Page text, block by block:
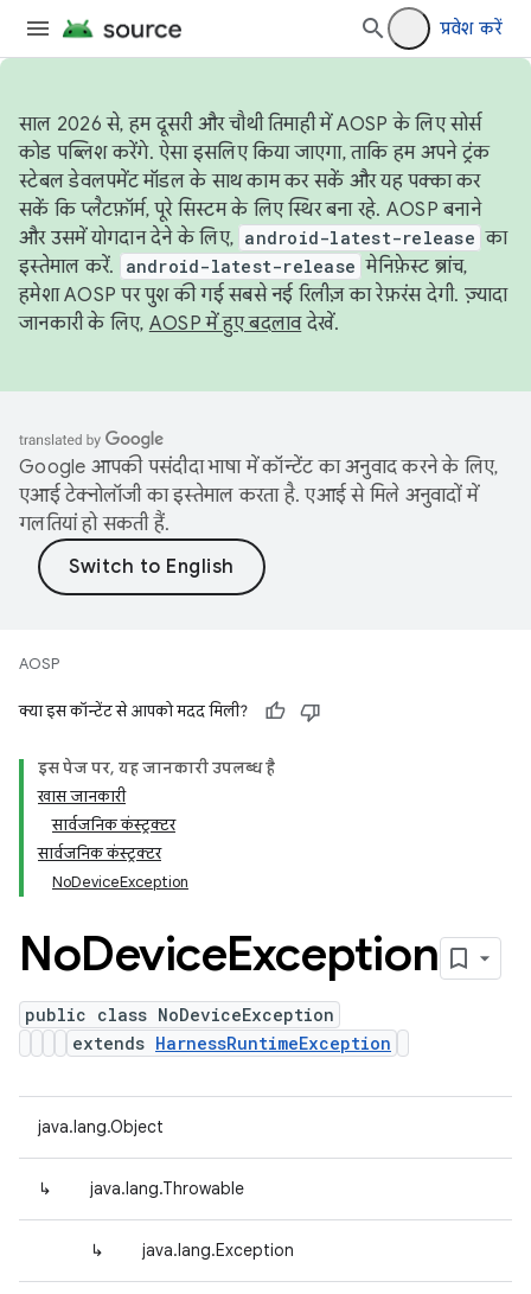
प्रवेश करें
साल 2026 से, हम दूसरी और चौथी तिमाही में AOSP के लिए सोर्स
कोड पब्लिश करेंगे. ऐसा इसलिए किया जाएगा, ताकि हम अपने ट्रंक
स्टेबल डेवलपमेंट मॉडल के साथ काम कर सकें और यह पक्का कर
सकें कि प्लैटफ़ॉर्म, पूरे सिस्टम के लिए स्थिर बना रहे. AOSP बनाने
और उसमें योगदान देने के लिए, android-latest-release का
इस्तेमाल करें.
android-latest-release मेनिफ़ेस्ट ब्रांच,
हमेशा AOSP पर पुश की गई सबसे नई रिलीज़ का रेफ़रंस देगी. ज़्यादा
जानकारी के लिए, AOSP में हुए बदलावदेखें.
Google आपकी पसंदीदा भाषा में कॉन्टेंट का अनुवाद करने के लिए,
एआई टेक्नोलॉजी का इस्तेमाल करता है. एआई से मिले अनुवादों में
गलतियां हो सकती हैं.
AOSP
क्या इस कॉन्टेंट से आपको मदद मिली?
इस पेज पर, यह जानकारी उपलब्ध है
खास जानकारी
सार्वजनिक कंस्ट्रक्टर
सार्वजनिक कंस्ट्रक्टर
NoDeviceException
NoDeviceException
public class NoDeviceException
extends HarnessRuntimeException
java.lang.Object
↳ java.lang.Throwable
↳ java.lang.Exception